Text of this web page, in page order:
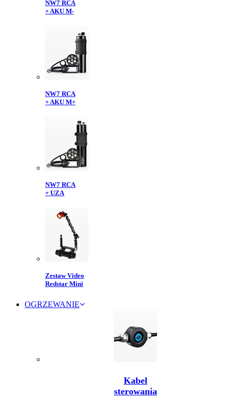
NW7 RCA
+ AKU M-
NW7 RCA
+ AKU M+
NW7 RCA
+ UZA
Zestaw Video
Redstar Mini
OGRZEWANIE
Kabel
sterowania